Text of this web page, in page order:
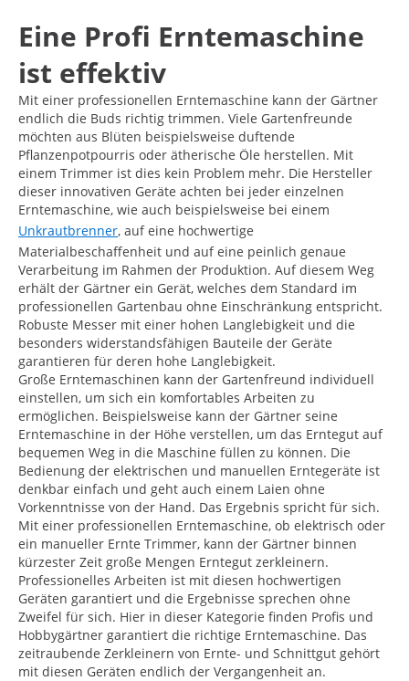
Eine Profi Erntemaschine
ist effektiv
Mit einer professionellen Erntemaschine kann der Gärtner
endlich die Buds richtig trimmen. Viele Gartenfreunde
möchten aus Blüten beispielsweise duftende
Pflanzenpotpourris oder ätherische Öle herstellen. Mit
einem Trimmer ist dies kein Problem mehr. Die Hersteller
dieser innovativen Geräte achten bei jeder einzelnen
Erntemaschine, wie auch beispielsweise bei einem
Unkrautbrenner, auf eine hochwertige
Materialbeschaffenheit und auf eine peinlich genaue
Verarbeitung im Rahmen der Produktion. Auf diesem Weg
erhält der Gärtner ein Gerät, welches dem Standard im
professionellen Gartenbau ohne Einschränkung entspricht.
Robuste Messer mit einer hohen Langlebigkeit und die
besonders widerstandsfähigen Bauteile der Geräte
garantieren für deren hohe Langlebigkeit.
Große Erntemaschinen kann der Gartenfreund individuell
einstellen, um sich ein komfortables Arbeiten zu
ermöglichen. Beispielsweise kann der Gärtner seine
Erntemaschine in der Höhe verstellen, um das Erntegut auf
bequemen Weg in die Maschine füllen zu können. Die
Bedienung der elektrischen und manuellen Erntegeräte ist
denkbar einfach und geht auch einem Laien ohne
Vorkenntnisse von der Hand. Das Ergebnis spricht für sich.
Mit einer professionellen Erntemaschine, ob elektrisch oder
ein manueller Ernte Trimmer, kann der Gärtner binnen
kürzester Zeit große Mengen Erntegut zerkleinern.
Professionelles Arbeiten ist mit diesen hochwertigen
Geräten garantiert und die Ergebnisse sprechen ohne
Zweifel für sich. Hier in dieser Kategorie finden Profis und
Hobbygärtner garantiert die richtige Erntemaschine. Das
zeitraubende Zerkleinern von Ernte- und Schnittgut gehört
mit diesen Geräten endlich der Vergangenheit an.